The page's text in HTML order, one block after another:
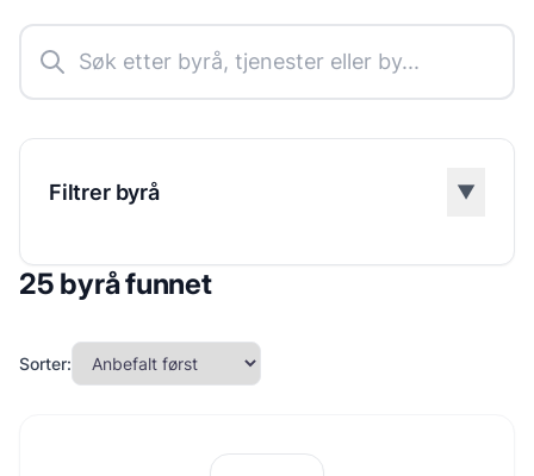
Filtrer byrå ▼
25 byrå funnet
Sorter: